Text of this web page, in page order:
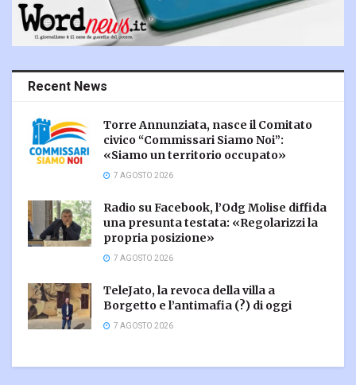
Recent News
Torre Annunziata, nasce il Comitato
civico “Commissari Siamo Noi”:
«Siamo un territorio occupato»
7 AGOSTO 2026
Radio su Facebook, l’Odg Molise diffida
una presunta testata: «Regolarizzi la
propria posizione»
7 AGOSTO 2026
TeleJato, la revoca della villa a
Borgetto e l’antimafia (?) di oggi
7 AGOSTO 2026